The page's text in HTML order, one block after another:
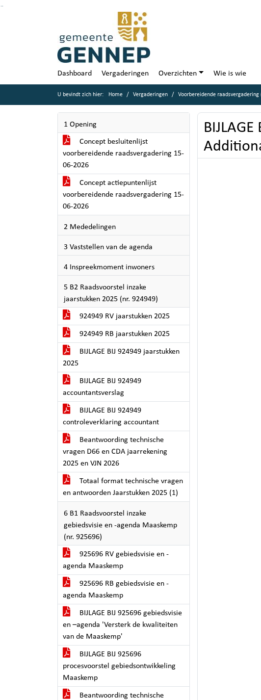
Dashboard Vergaderingen Overzichten Wie is wie
U bevindt zich hier: Home Vergaderingen Voorbereidende
1 Opening
Concept besluitenlijst
voorbereidende raadsvergadering 15-
06-2026
Concept actiepuntenlijst
voorbereidende raadsvergadering 15-
06-2026
2 Mededelingen
3 Vaststellen van de agenda
4 Inspreekmoment inwoners
5 B2 Raadsvoorstel inzake
jaarstukken 2025 (nr. 924949)
924949 RV jaarstukken 2025
924949 RB jaarstukken 2025
BIJLAGE BIJ 924949 jaarstukken
2025
BIJLAGE BIJ 924949
accountantsverslag
BIJLAGE BIJ 924949
controleverklaring accountant
Beantwoording technische
vragen D66 en CDA jaarrekening
2025 en VJN 2026
Totaal format technische vragen
en antwoorden Jaarstukken 2025 (1)
6 B1 Raadsvoorstel inzake
gebiedsvisie en -agenda Maaskemp
(nr. 925696)
925696 RV gebiedsvisie en -
agenda Maaskemp
925696 RB gebiedsvisie en -
agenda Maaskemp
BIJLAGE BIJ 925696 gebiedsvisie
en –agenda 'Versterk de kwaliteiten
van de Maaskemp'
BIJLAGE BIJ 925696
procesvoorstel gebiedsontwikkeling
Maaskemp
Beantwoording technische